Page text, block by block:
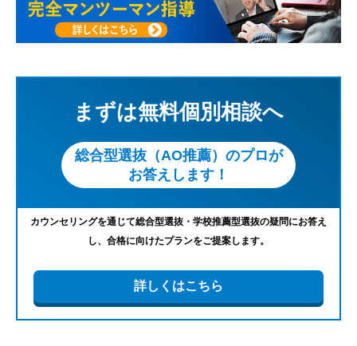
まずは無料個別相談へ
総合型選抜（AO推薦）のプロが
お答えします！
カウンセリングを通じて総合型選抜・学校推薦型選抜の疑問にお答え
し、合格に向けたプランをご提案します。
詳しくはこちら